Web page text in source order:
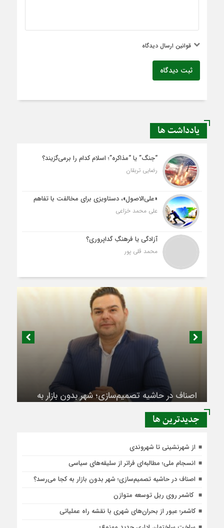
قوانین ارسال دیدگاه
ثبت دیدگاه
یادداشت ها
“جنگ” یا “مذاکره”؛ اسلام کدام را برمی‌گزیند؟
رضایی تربقان
«علی‌الاصول»، دستاویزی برای مخالفت با تفاهم
علی محمد خزاعی
آزادگی یا فرهنگِ گداپروری؟
محمد قلی پور
اصناف در حاشیه تصمیم‌سازی؛ شهر بدون بازار به
کجا می‌رسد؟
جديدترين ها
از شهرنشینی تا شهروندی
انسجام ملی؛ مطالبه‌ای فراتر از سلیقه‌های سیاسی
اصناف در حاشیه تصمیم‌سازی؛ شهر بدون بازار به کجا می‌رسد؟
کاشمر روی ریل توسعه متوازن
کاشمر؛ عبور از بحران‌های شهری با نقشه راه عملیاتی